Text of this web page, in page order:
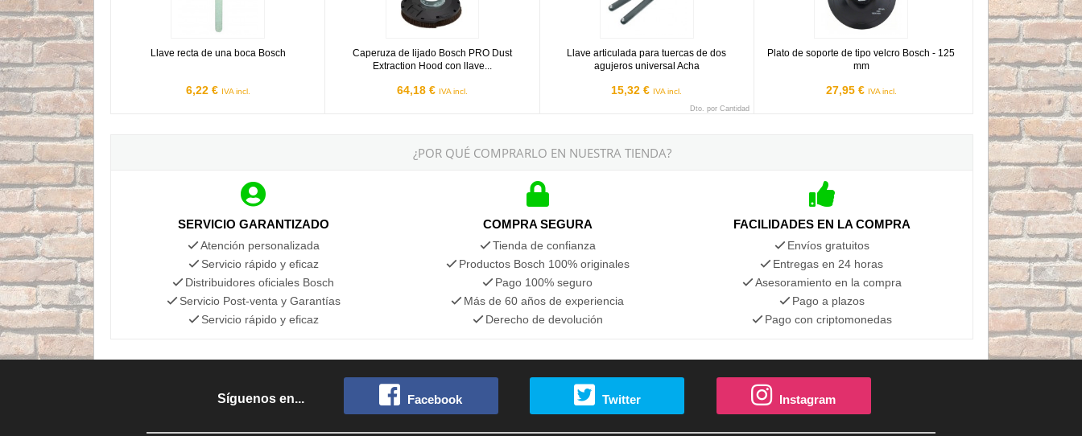
Llave recta de una boca Bosch
6,22 € IVA incl.
Caperuza de lijado Bosch PRO Dust
Extraction Hood con llave...
64,18 € IVA incl.
Llave articulada para tuercas de dos
agujeros universal Acha
15,32 € IVA incl.
Dto. por Cantidad
Plato de soporte de tipo velcro Bosch - 125
mm
27,95 € IVA incl.
¿POR QUÉ COMPRARLO EN NUESTRA TIENDA?
SERVICIO GARANTIZADO
Atención personalizada
Servicio rápido y eficaz
Distribuidores oficiales Bosch
Servicio Post-venta y Garantías
Servicio rápido y eficaz
COMPRA SEGURA
Tienda de confianza
Productos Bosch 100% originales
Pago 100% seguro
Más de 60 años de experiencia
Derecho de devolución
FACILIDADES EN LA COMPRA
Envíos gratuitos
Entregas en 24 horas
Asesoramiento en la compra
Pago a plazos
Pago con criptomonedas
Síguenos en... Facebook Twitter Instagram